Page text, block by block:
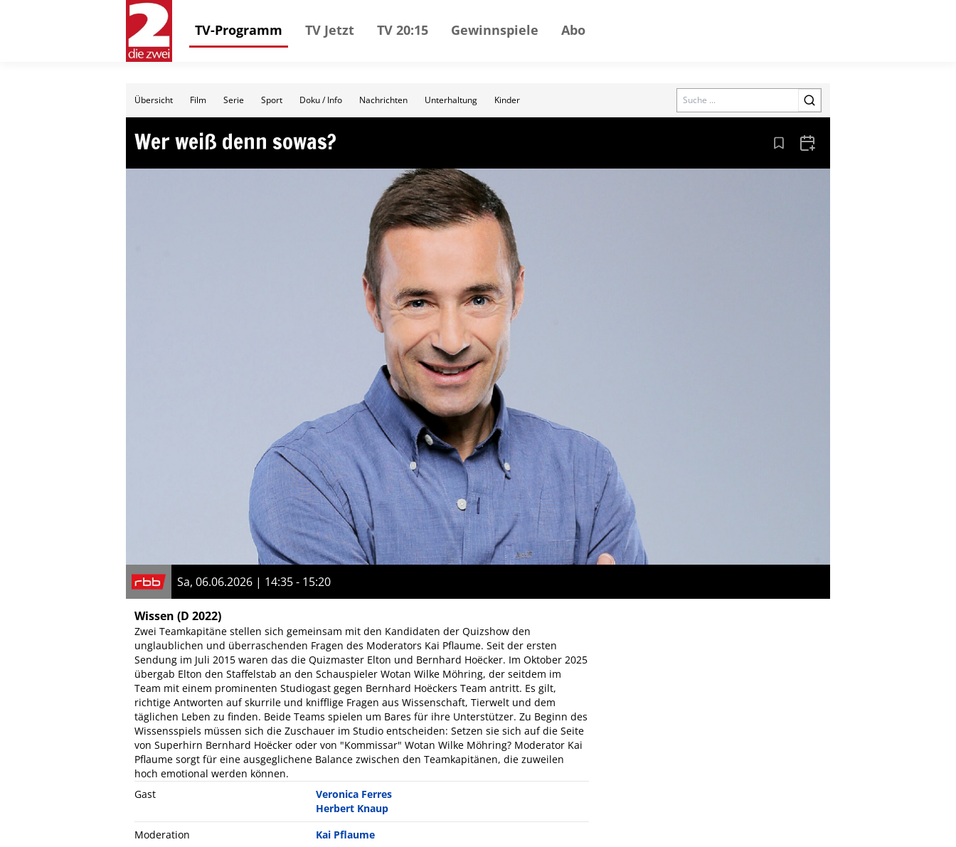
TV-Programm TV Jetzt TV 20:15 Gewinnspiele Abo
Übersicht Film Serie Sport Doku / Info Nachrichten Unterhaltung Kinder Search
Wer weiß denn sowas? Aus den Lesezeichen entfernen
Zum Kalender hinzufügen
Sa, 06.06.2026 | 14:35 - 15:20
Wissen (D 2022)
Zwei Teamkapitäne stellen sich gemeinsam mit den Kandidaten der Quizshow den
unglaublichen und überraschenden Fragen des Moderators Kai Pflaume. Seit der ersten
Sendung im Juli 2015 waren das die Quizmaster Elton und Bernhard Hoëcker. Im Oktober 2025
übergab Elton den Staffelstab an den Schauspieler Wotan Wilke Möhring, der seitdem im
Team mit einem prominenten Studiogast gegen Bernhard Hoëckers Team antritt. Es gilt,
richtige Antworten auf skurrile und knifflige Fragen aus Wissenschaft, Tierwelt und dem
täglichen Leben zu finden. Beide Teams spielen um Bares für ihre Unterstützer. Zu Beginn des
Wissensspiels müssen sich die Zuschauer im Studio entscheiden: Setzen sie sich auf die Seite
von Superhirn Bernhard Hoëcker oder von "Kommissar" Wotan Wilke Möhring? Moderator Kai
Pflaume sorgt für eine ausgeglichene Balance zwischen den Teamkapitänen, die zuweilen
hoch emotional werden können.
Gast
Veronica Ferres
Herbert Knaup
Moderation
Kai Pflaume